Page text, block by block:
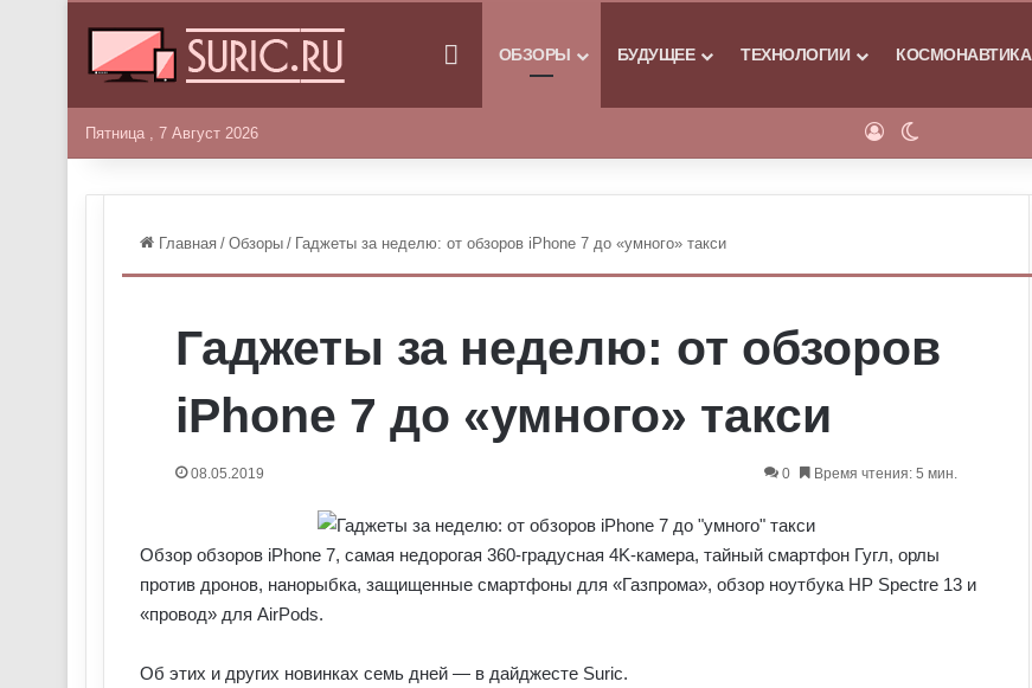
ГЛАВНАЯОБЗОРЫ БУДУЩЕЕ ТЕХНОЛОГИИ КОСМОНАВТИКА
Пятница , 7 Август 2026 Войти
Главная / Обзоры / Гаджеты за неделю: от обзоров iPhone 7 до «умного» такси
Гаджеты за неделю: от обзоров
iPhone 7 до «умного» такси
08.05.2019 0 Время чтения: 5 мин.
Обзор обзоров iPhone 7, самая недорогая 360-градусная 4K-камера, тайный смартфон Гугл, орлы
против дронов, нанорыбка, защищенные смартфоны для «Газпрома», обзор ноутбука HP Spectre 13 и
«провод» для AirPods.
Об этих и других новинках семь дней — в дайджесте Suric.